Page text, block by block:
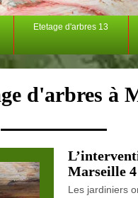
Etetage d'arbres 13
d'arbres à
Marseille 4
Les jardiniers